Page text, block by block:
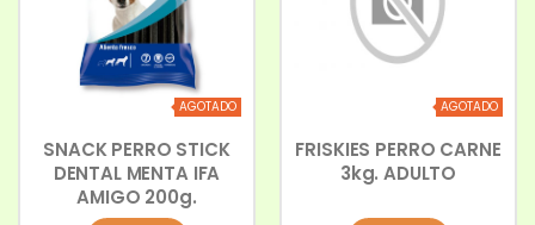
AGOTADO
SNACK PERRO STICK
DENTAL MENTA IFA
AMIGO 200g.
AGOTADO
FRISKIES PERRO CARNE
3kg. ADULTO